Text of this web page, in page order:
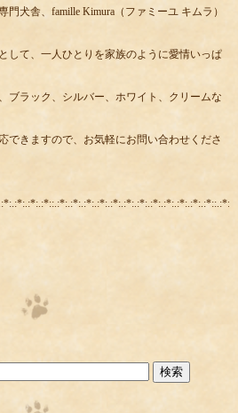
犬舎、famille Kimura（ファミーユ キムラ）
して、一人ひとりを家族のように愛情いっぱ
ブラック、シルバー、ホワイト、クリームな
できますので、お気軽にお問い合わせくださ